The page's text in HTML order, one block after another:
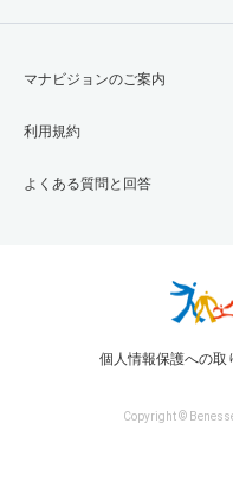
マナビジョンのご案内
利用規約
よくある質問と回答
個人情報保護への取
Copyright ©